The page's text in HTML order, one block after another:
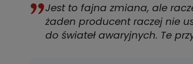
Jest to fajna zmiana, ale
żaden producent raczej nie
do świateł awaryjnych. Te